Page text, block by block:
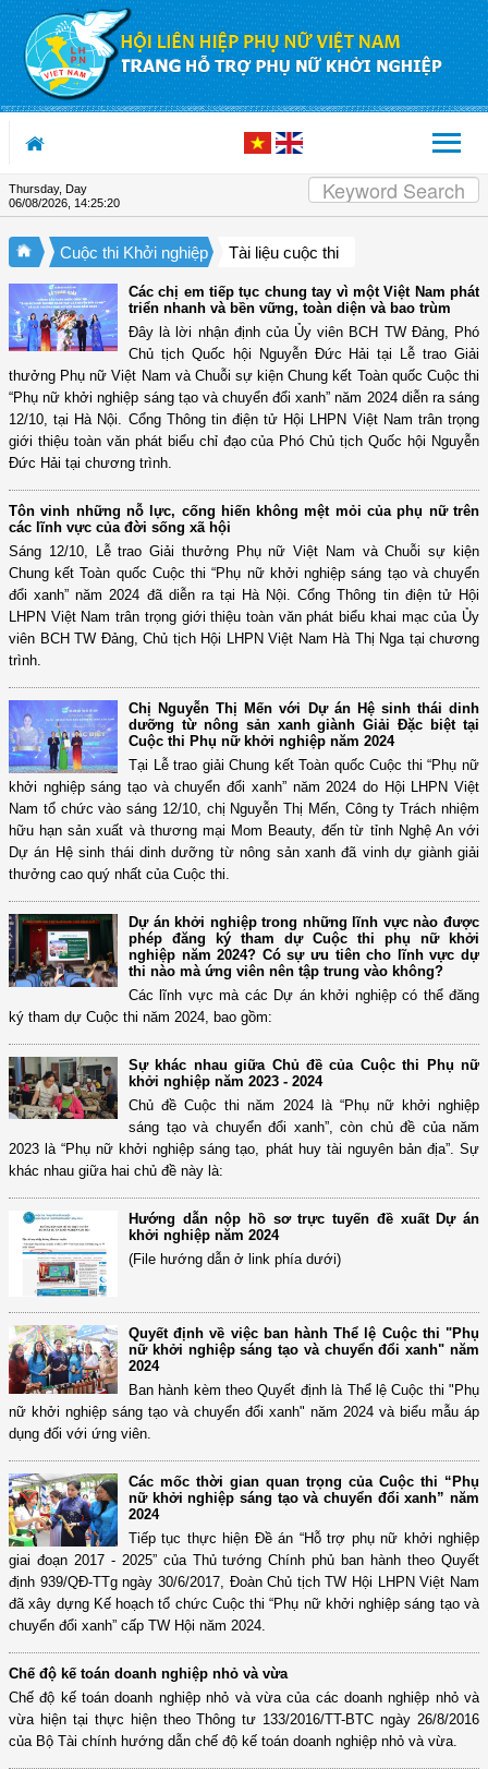
Skip to Content
Thursday, Day
06/08/2026 14:25:21
Cuộc thi Khởi nghiệp Tài liệu cuộc thi
Các chị em tiếp tục chung tay vì một Việt Nam phát
triển nhanh và bền vững, toàn diện và bao trùm
Đây là lời nhận định của Ủy viên BCH TW Đảng, Phó
Chủ tịch Quốc hội Nguyễn Đức Hải tại Lễ trao Giải
thưởng Phụ nữ Việt Nam và Chuỗi sự kiện Chung kết Toàn quốc Cuộc thi
“Phụ nữ khởi nghiệp sáng tạo và chuyển đổi xanh” năm 2024 diễn ra sáng
12/10, tại Hà Nội. Cổng Thông tin điện tử Hội LHPN Việt Nam trân trọng
giới thiệu toàn văn phát biểu chỉ đạo của Phó Chủ tịch Quốc hội Nguyễn
Đức Hải tại chương trình.
Tôn vinh những nỗ lực, cống hiến không mệt mỏi của phụ nữ trên
các lĩnh vực của đời sống xã hội
Sáng 12/10, Lễ trao Giải thưởng Phụ nữ Việt Nam và Chuỗi sự kiện
Chung kết Toàn quốc Cuộc thi “Phụ nữ khởi nghiệp sáng tạo và chuyển
đổi xanh” năm 2024 đã diễn ra tại Hà Nội. Cổng Thông tin điện tử Hội
LHPN Việt Nam trân trọng giới thiệu toàn văn phát biểu khai mạc của Ủy
viên BCH TW Đảng, Chủ tịch Hội LHPN Việt Nam Hà Thị Nga tại chương
trình.
Chị Nguyễn Thị Mến với Dự án Hệ sinh thái dinh
dưỡng từ nông sản xanh giành Giải Đặc biệt tại
Cuộc thi Phụ nữ khởi nghiệp năm 2024
Tại Lễ trao giải Chung kết Toàn quốc Cuộc thi “Phụ nữ
khởi nghiệp sáng tạo và chuyển đổi xanh” năm 2024 do Hội LHPN Việt
Nam tổ chức vào sáng 12/10, chị Nguyễn Thị Mến, Công ty Trách nhiệm
hữu hạn sản xuất và thương mại Mom Beauty, đến từ tỉnh Nghệ An với
Dự án Hệ sinh thái dinh dưỡng từ nông sản xanh đã vinh dự giành giải
thưởng cao quý nhất của Cuộc thi.
Dự án khởi nghiệp trong những lĩnh vực nào được
phép đăng ký tham dự Cuộc thi phụ nữ khởi
nghiệp năm 2024? Có sự ưu tiên cho lĩnh vực dự
thi nào mà ứng viên nên tập trung vào không?
Các lĩnh vực mà các Dự án khởi nghiệp có thể đăng
ký tham dự Cuộc thi năm 2024, bao gồm:
Sự khác nhau giữa Chủ đề của Cuộc thi Phụ nữ
khởi nghiệp năm 2023 - 2024
Chủ đề Cuộc thi năm 2024 là “Phụ nữ khởi nghiệp
sáng tạo và chuyển đổi xanh”, còn chủ đề của năm
2023 là “Phụ nữ khởi nghiệp sáng tạo, phát huy tài nguyên bản địa”. Sự
khác nhau giữa hai chủ đề này là:
Hướng dẫn nộp hồ sơ trực tuyến đề xuất Dự án
khởi nghiệp năm 2024
(File hướng dẫn ở link phía dưới)
Quyết định về việc ban hành Thể lệ Cuộc thi "Phụ
nữ khởi nghiệp sáng tạo và chuyển đổi xanh" năm
2024
Ban hành kèm theo Quyết định là Thể lệ Cuộc thi "Phụ
nữ khởi nghiệp sáng tạo và chuyển đổi xanh" năm 2024 và biểu mẫu áp
dụng đối với ứng viên.
Các mốc thời gian quan trọng của Cuộc thi “Phụ
nữ khởi nghiệp sáng tạo và chuyển đổi xanh” năm
2024
Tiếp tục thực hiện Đề án “Hỗ trợ phụ nữ khởi nghiệp
giai đoạn 2017 - 2025” của Thủ tướng Chính phủ ban hành theo Quyết
định 939/QĐ-TTg ngày 30/6/2017, Đoàn Chủ tịch TW Hội LHPN Việt Nam
đã xây dựng Kế hoạch tổ chức Cuộc thi “Phụ nữ khởi nghiệp sáng tạo và
chuyển đổi xanh” cấp TW Hội năm 2024.
Chế độ kế toán doanh nghiệp nhỏ và vừa
Chế độ kế toán doanh nghiệp nhỏ và vừa của các doanh nghiệp nhỏ và
vừa hiện tại thực hiện theo Thông tư 133/2016/TT-BTC ngày 26/8/2016
của Bộ Tài chính hướng dẫn chế độ kế toán doanh nghiệp nhỏ và vừa.